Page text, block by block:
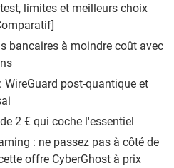
limites et meilleurs choix
bancaires à moindre coût avec
WireGuard post-quantique et
2 € qui coche l'essentiel
: ne passez pas à côté de
offre CyberGhost à prix